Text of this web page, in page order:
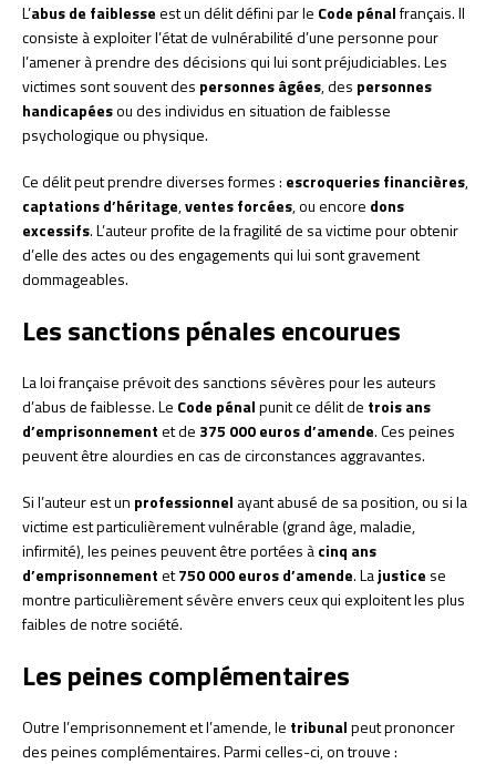
L’abus de faiblesseest un délit défini par le Code pénalfrançais. Il
consiste à exploiter l’état de vulnérabilité d’une personne pour
l’amener à prendre des décisions qui lui sont préjudiciables. Les
victimes sont souvent des personnes âgées, des personnes
handicapéesou des individus en situation de faiblesse
psychologique ou physique.
Ce délit peut prendre diverses formes : escroqueries financières,
captations d’héritage,ventes forcées, ou encore dons
excessifs. L’auteur profite de la fragilité de sa victime pour obtenir
d’elle des actes ou des engagements qui lui sont gravement
dommageables.
Les sanctions pénales encourues
La loi française prévoit des sanctions sévères pour les auteurs
d’abus de faiblesse. Le Code pénalpunit ce délit de trois ans
d’emprisonnementet de 375 000 euros d’amende. Ces peines
peuvent être alourdies en cas de circonstances aggravantes.
Si l’auteur est un professionnel ayant abusé de sa position, ou si la
victime est particulièrement vulnérable (grand âge, maladie,
infirmité), les peines peuvent être portées àcinq ans
d’emprisonnementet750 000 euros d’amende. Lajustice se
montre particulièrement sévère envers ceux qui exploitent les plus
faibles de notre société.
Les peines complémentaires
Outre l’emprisonnement et l’amende, le tribunalpeut prononcer
des peines complémentaires. Parmi celles-ci, on trouve :